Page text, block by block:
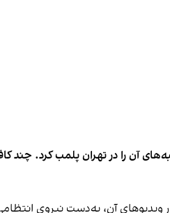
آن را در تهران پلمب کرد. چند
جین‌وست در خیابان فرشته تهران، شنبه ۱۹ مهر و پس از برگزاری جشنی در ۱۸ مهر و انتشار ویدیوهای آن،